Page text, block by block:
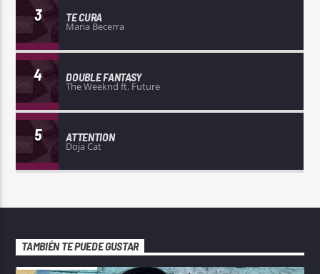
3 TE CURA
Maria Becerra
4 DOUBLE FANTASY
The Weeknd ft. Future
5 ATTENTION
Doja Cat
TAMBIÉN TE PUEDE GUSTAR